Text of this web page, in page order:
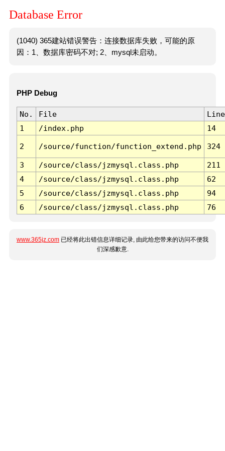
Database Error
(1040) 365建站错误警告：连接数据库失败，可能的原
因：1、数据库密码不对; 2、mysql未启动。
PHP Debug
No. File
Line
1
/index.php 14
2 /source/function/function_extend.php 324
3 /source/class/jzmysql.class.php
211
4
/source/class/jzmysql.class.php
62
5
/source/class/jzmysql.class.php
94
6
/source/class/jzmysql.class.php 76
www.365jz.com 已经将此出错信息详细记录, 由此给您带来的访问不便我
们深感歉意.